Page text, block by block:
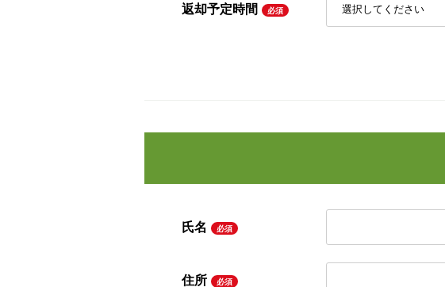
返却予定時間 必須
氏名 必須
住所 必須